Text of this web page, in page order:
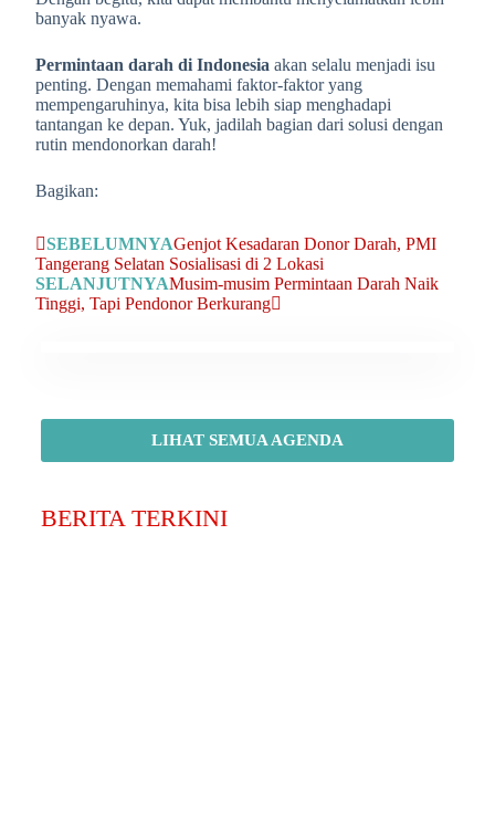
banyak nyawa.
Permintaan darah di Indonesia akan selalu menjadi isu
penting. Dengan memahami faktor-faktor yang
mempengaruhinya, kita bisa lebih siap menghadapi
tantangan ke depan. Yuk, jadilah bagian dari solusi dengan
rutin mendonorkan darah!
Bagikan:
SEBELUMNYAGenjot Kesadaran Donor Darah, PMI
Tangerang Selatan Sosialisasi di 2 Lokasi
SELANJUTNYAMusim-musim Permintaan Darah Naik
Tinggi, Tapi Pendonor Berkurang
LIHAT SEMUA AGENDA
BERITA TERKINI